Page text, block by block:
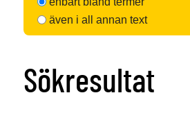
även i all annan text
Sökresultat